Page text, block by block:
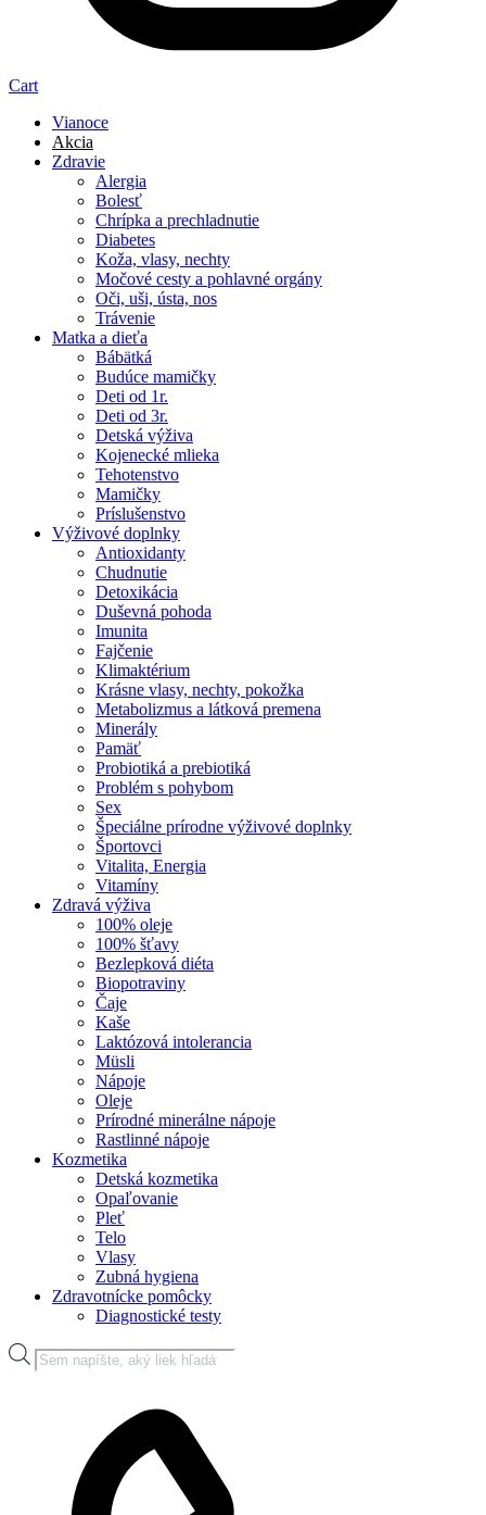
Cart
Vianoce
Akcia
Zdravie
Alergia
Bolesť
Chrípka a prechladnutie
Diabetes
Koža, vlasy, nechty
Močové cesty a pohlavné orgány
Oči, uši, ústa, nos
Trávenie
Matka a dieťa
Bábätká
Budúce mamičky
Deti od 1r.
Deti od 3r.
Detská výživa
Kojenecké mlieka
Tehotenstvo
Mamičky
Príslušenstvo
Výživové doplnky
Antioxidanty
Chudnutie
Detoxikácia
Duševná pohoda
Imunita
Fajčenie
Klimaktérium
Krásne vlasy, nechty, pokožka
Metabolizmus a látková premena
Minerály
Pamäť
Probiotiká a prebiotiká
Problém s pohybom
Sex
Špeciálne prírodne výživové doplnky
Športovci
Vitalita, Energia
Vitamíny
Zdravá výživa
100% oleje
100% šťavy
Bezlepková diéta
Biopotraviny
Čaje
Kaše
Laktózová intolerancia
Müsli
Nápoje
Oleje
Prírodné minerálne nápoje
Rastlinné nápoje
Kozmetika
Detská kozmetika
Opaľovanie
Pleť
Telo
Vlasy
Zubná hygiena
Zdravotnícke pomôcky
Diagnostické testy
Products
search